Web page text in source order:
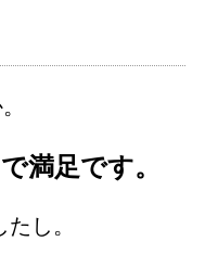
満足です。
し。